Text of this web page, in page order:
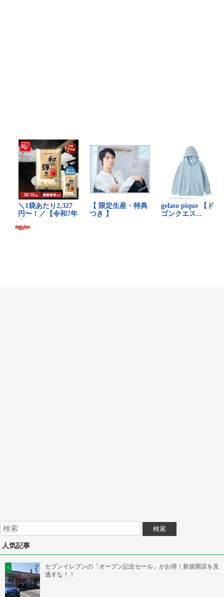
人気記事
セブンイレブンの「オープン記念セール」がお得！新規開店を見
逃すな！！